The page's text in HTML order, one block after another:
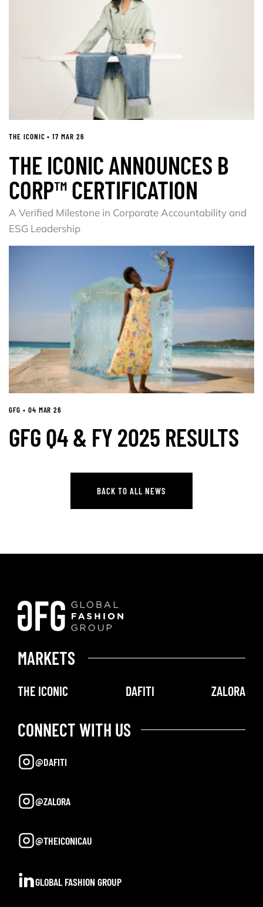
THE ICONIC • 17 MAR 26
THE ICONIC ANNOUNCES B
CORP™ CERTIFICATION
A Verified Milestone in Corporate Accountability and
ESG Leadership
GFG • 04 MAR 26
GFG Q4 & FY 2025 RESULTS
BACK TO ALL NEWS
MARKETS
THE ICONIC DAFITI ZALORA
CONNECT WITH US
@DAFITI
@ZALORA
@THEICONICAU
GLOBAL FASHION GROUP